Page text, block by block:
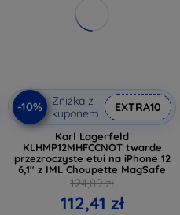
-10%
Zniżka z
kuponem
EXTRA10
Karl Lagerfeld
KLHMP12MHFCCNOT twarde
przezroczyste etui na iPhone 12
6,1" z IML Choupette MagSafe
124,89 zł
112,41 zł